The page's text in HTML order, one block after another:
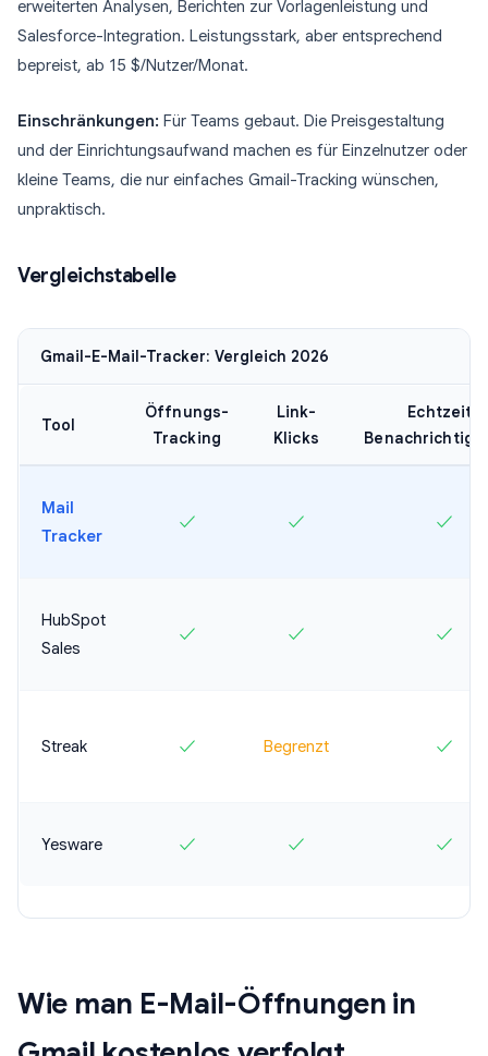
erweiterten Analysen, Berichten zur Vorlagenleistung und
Salesforce-Integration. Leistungsstark, aber entsprechend
bepreist, ab 15 $/Nutzer/Monat.
Einschränkungen: Für Teams gebaut. Die Preisgestaltung
und der Einrichtungsaufwand machen es für Einzelnutzer oder
kleine Teams, die nur einfaches Gmail-Tracking wünschen,
unpraktisch.
Vergleichstabelle
Gmail-E-Mail-Tracker: Vergleich 2026
Tool
Öffnungs-
Tracking
Link-
Klicks
Echtzeit-
Mail
Tracker
✓ ✓ ✓
HubSpot
Sales
✓ ✓ ✓
Streak ✓ Begrenzt ✓
Yesware ✓ ✓ ✓
Wie man E-Mail-Öffnungen in